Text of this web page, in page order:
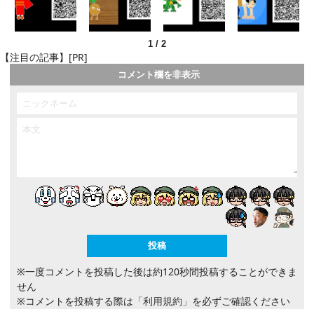
1 / 2
【注目の記事】[PR]
コメント欄を非表示
※一度コメントを投稿した後は約120秒間投稿することができま
せん
※コメントを投稿する際は 「利用規約」 を必ずご確認ください